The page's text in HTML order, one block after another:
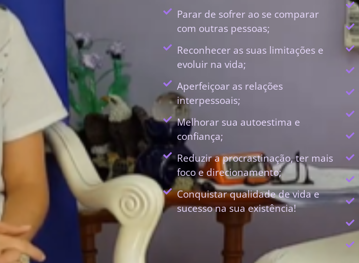
Parar de sofrer ao se comparar
com outras pessoas;
Reconhecer as suas limitações e
evoluir na vida;
Aperfeiçoar as relações
interpessoais;
Melhorar sua autoestima e
confiança;
Reduzir a procrastinação, ter mais
foco e direcionamento;
Conquistar qualidade de vida e
sucesso na sua existência!